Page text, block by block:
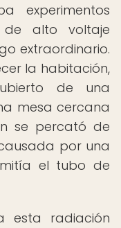
experimentos
alto voltaje
extraordinario.
la habitación,
de una
mesa cercana
se percató de
por una
el tubo de
esta radiación